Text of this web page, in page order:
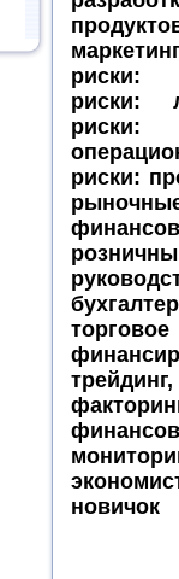
риски:
риски:
риски:
риски:
торговое
новичок